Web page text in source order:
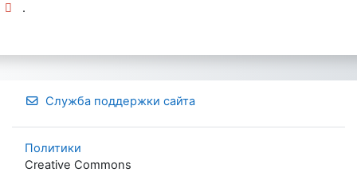
.
Служба поддержки сайта
Политики
Creative Commons